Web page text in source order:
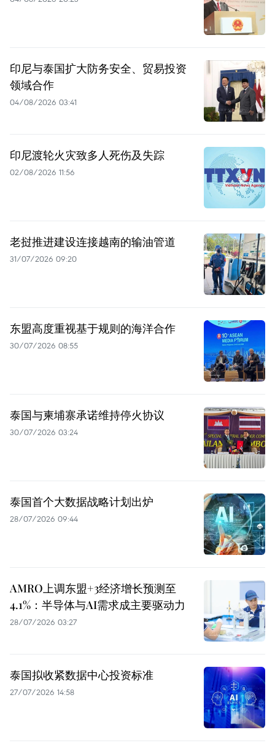
印尼与泰国扩大防务安全、贸易投资
领域合作
04/08/2026 03:41
印尼渡轮火灾致多人死伤及失踪
02/08/2026 11:56
老挝推进建设连接越南的输油管道
31/07/2026 09:20
东盟高度重视基于规则的海洋合作
30/07/2026 08:55
泰国与柬埔寨承诺维持停火协议
30/07/2026 03:24
泰国首个大数据战略计划出炉
28/07/2026 09:44
AMRO上调东盟+3经济增长预测至
4.1%：半导体与AI需求成主要驱动力
28/07/2026 03:27
泰国拟收紧数据中心投资标准
27/07/2026 14:58